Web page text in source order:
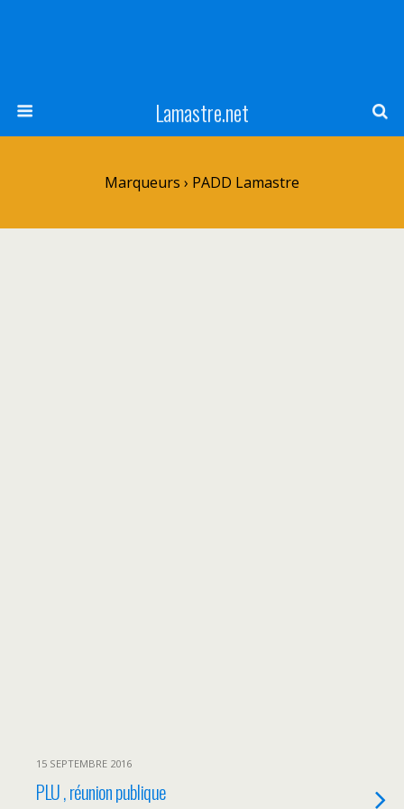
Lamastre.net
Marqueurs › PADD Lamastre
15 SEPTEMBRE 2016
PLU , réunion publique